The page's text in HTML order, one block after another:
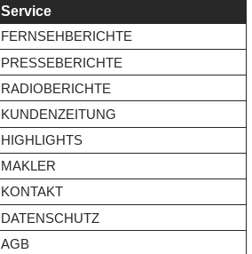
Service
FERNSEHBERICHTE
PRESSEBERICHTE
RADIOBERICHTE
KUNDENZEITUNG
HIGHLIGHTS
MAKLER
KONTAKT
DATENSCHUTZ
AGB